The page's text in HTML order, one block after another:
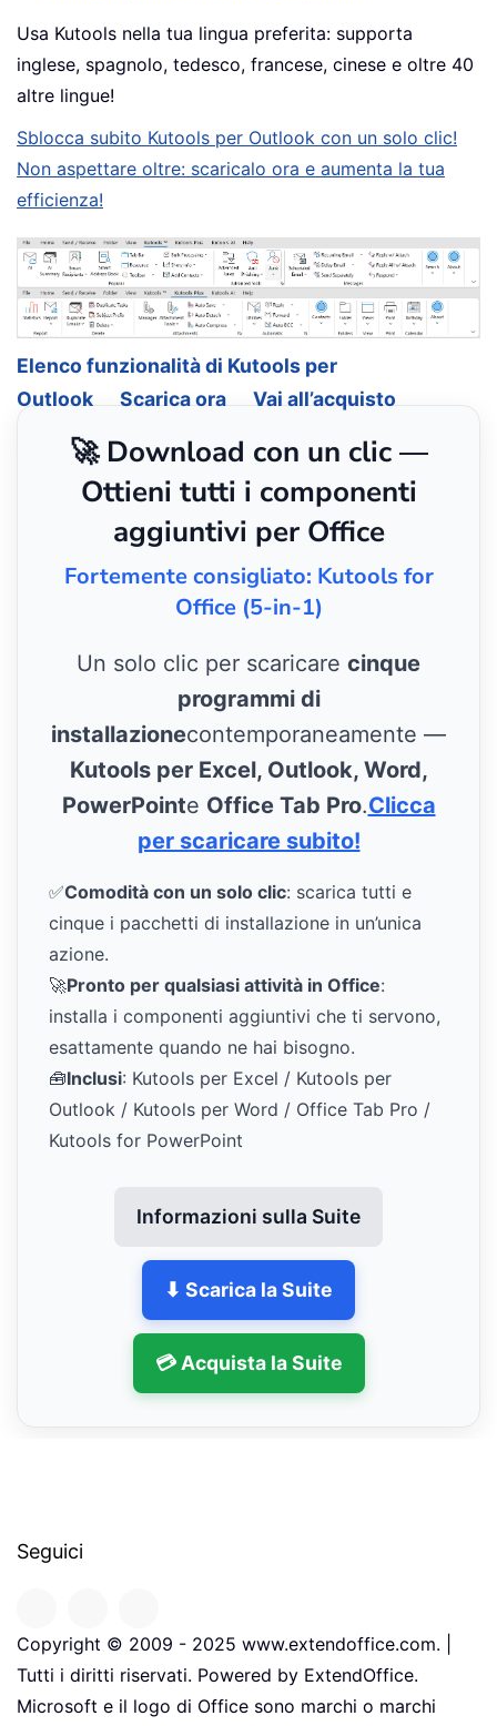
Usa Kutools nella tua lingua preferita: supporta
inglese, spagnolo, tedesco, francese, cinese e oltre 40
altre lingue!
Sblocca subito Kutools per Outlook con un solo clic!
Non aspettare oltre: scaricalo ora e aumenta la tua
efficienza!
Elenco funzionalità di Kutools per
Outlook
Scarica ora Vai all’acquisto
🚀 Download con un clic —
Ottieni tutti i componenti
aggiuntivi per Office
Fortemente consigliato: Kutools for
Office (5-in-1)
Un solo clic per scaricare cinque
programmi di
installazionecontemporaneamente —
Kutools per Excel, Outlook, Word,
PowerPointe Office Tab Pro.Clicca
per scaricare subito!
✅Comodità con un solo clic: scarica tutti e
cinque i pacchetti di installazione in un’unica
azione.
🚀Pronto per qualsiasi attività in Office:
installa i componenti aggiuntivi che ti servono,
esattamente quando ne hai bisogno.
🧰Inclusi: Kutools per Excel / Kutools per
Outlook / Kutools per Word / Office Tab Pro /
Kutools for PowerPoint
Informazioni sulla Suite
⬇ Scarica la Suite
💳 Acquista la Suite
Seguici
Copyright © 2009 - 2025 www.extendoffice.com. |
Tutti i diritti riservati. Powered by ExtendOffice.
Microsoft e il logo di Office sono marchi o marchi